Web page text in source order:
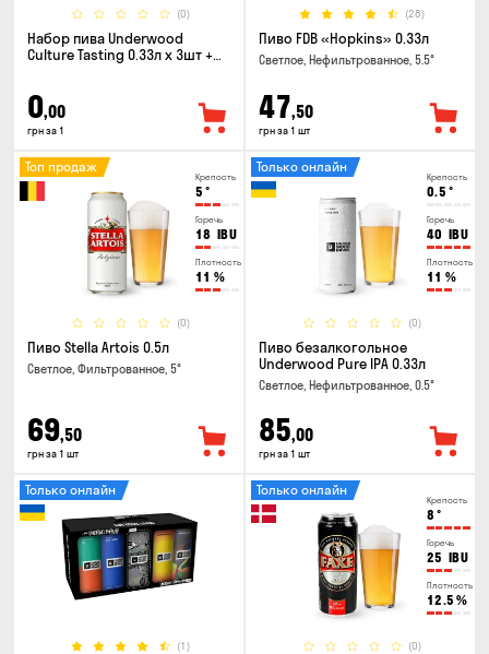
(0)
Набор пива Underwood
Culture Tasting 0.33л x 3шт +
0,00
грн за 1
(28)
Пиво FDB «Hopkins» 0.33л
Светлое, Нефильтрованное, 5.5°
47,50
грн за 1 шт
Крепость
5 °
Горечь
18 IBU
Плотность
11 %
(0)
Топ продаж
Пиво Stella Artois 0.5л
Светлое, Фильтрованное, 5°
69,50
грн за 1 шт
Крепость
0.5 °
Горечь
40 IBU
Плотность
11 %
(0)
Только онлайн
Пиво безалкогольное
Underwood Pure IPA 0.33л
Светлое, Нефильтрованное, 0.5°
85,00
грн за 1 шт
(1)
Только онлайн
Крепость
8 °
Горечь
25 IBU
Плотность
12.5 %
(0)
Только онлайн